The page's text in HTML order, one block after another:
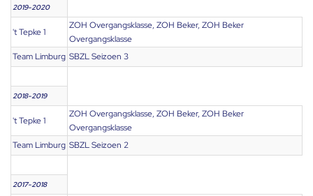
2019-2020
't Tepke 1
ZOH Overgangsklasse, ZOH Beker, ZOH Beker
Overgangsklasse
Team Limburg SBZL Seizoen 3
2018-2019
't Tepke 1
ZOH Overgangsklasse, ZOH Beker, ZOH Beker
Overgangsklasse
Team Limburg SBZL Seizoen 2
2017-2018